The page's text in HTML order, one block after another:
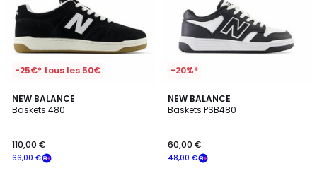
-25€* tous les 50€
NEW BALANCE
Baskets 480
66,00 €
110,00 €
4,1
/ 5
-20%*
NEW BALANCE
Baskets PSB480
48,00 €
60,00 €
4,3
/ 5